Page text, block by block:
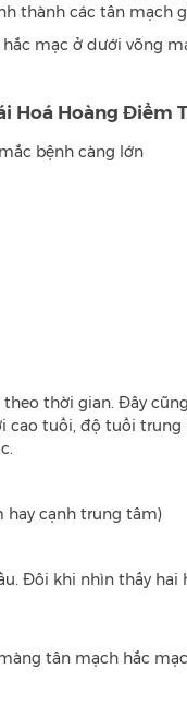
thành các tân mạch
mạc ở dưới võng
Hoá Hoàng Điểm
bệnh càng lớn
thời gian. Đây
cao tuổi, độ tuổi
cạnh trung tâm)
Đôi khi nhìn thấy hai
tân mạch hắc